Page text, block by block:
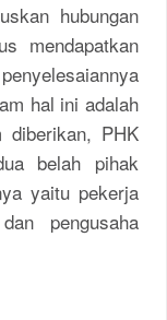
hubungan
mendapatkan
hal ini adalah
diberikan, PHK
belah pihak
yaitu pekerja
pengusaha